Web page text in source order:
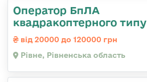
Оператор БпЛА
квадракоптерного типу
від 20000 до 120000 грн
Рівне, Рівненська область